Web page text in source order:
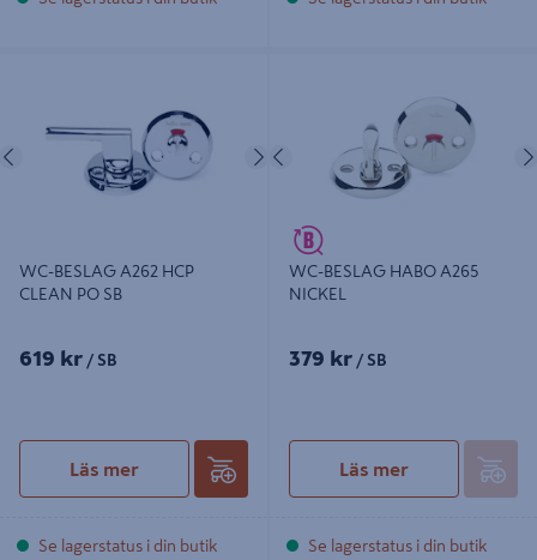
Nästa
WC-BESLAG A262 HCP
CLEAN PO SB
619 kr / SB
Läs mer
Se lagerstatus i din butik
Föregående
WC-BESLAG HABO A265
NICKEL
379 kr / SB
Läs mer
Se lagerstatus i din butik